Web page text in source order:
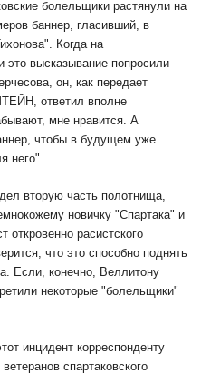
болельщики растянули на
баннер, гласивший, в
Когда на
это высказывание попросили
он, как передает
ответил вполне
мне нравится. А
чтобы в будущем уже
него".
вторую часть полотнища,
новичку "Спартака" и
расистского
что это способно поднять
Если, конечно, Веллитону
некоторые "болельщики"
инцидент корреспонденту
спартаковского